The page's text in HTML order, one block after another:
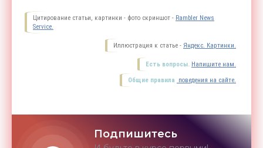
Цитирование статьи, картинки - фото скриншот - Rambler News
Service.
Иллюстрация к статье - Яндекс. Картинки.
Есть вопросы. Напишите нам.
Общие правила поведения на сайте.
Подпишитесь